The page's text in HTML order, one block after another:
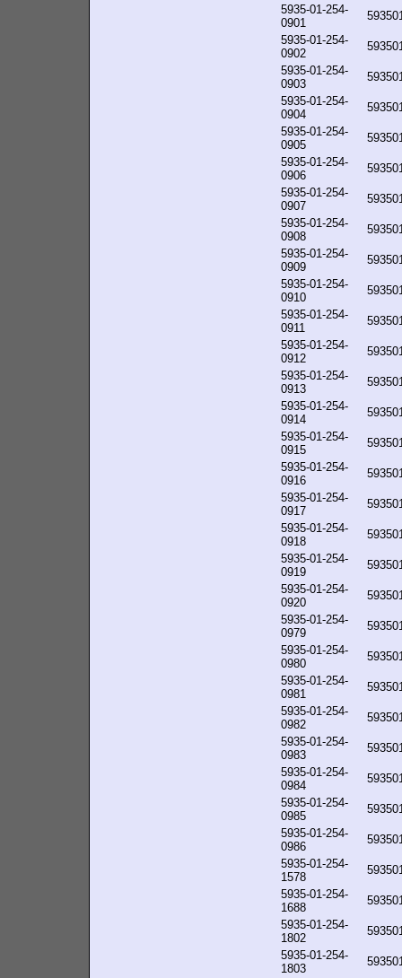
5935-01-254-
0901
5935-01-254-
0902
5935-01-254-
0903
5935-01-254-
0904
5935-01-254-
0905
5935-01-254-
0906
5935-01-254-
0907
5935-01-254-
0908
5935-01-254-
0909
5935-01-254-
0910
5935-01-254-
0911
5935-01-254-
0912
5935-01-254-
0913
5935-01-254-
0914
5935-01-254-
0915
5935-01-254-
0916
5935-01-254-
0917
5935-01-254-
0918
5935-01-254-
0919
5935-01-254-
0920
5935-01-254-
0979
5935-01-254-
0980
5935-01-254-
0981
5935-01-254-
0982
5935-01-254-
0983
5935-01-254-
0984
5935-01-254-
0985
5935-01-254-
0986
5935-01-254-
1578
5935-01-254-
1688
5935-01-254-
1802
5935-01-254-
1803